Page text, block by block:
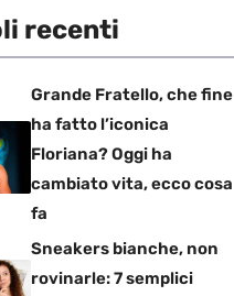
recenti
Grande Fratello, che fine
ha fatto l’iconica
Floriana? Oggi ha
cambiato vita, ecco cosa
fa
Sneakers bianche, non
rovinarle: 7 semplici